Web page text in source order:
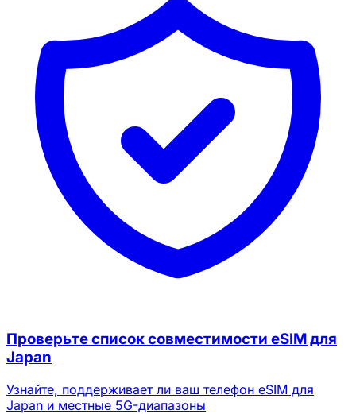
Проверьте список совместимости eSIM для
Japan
Узнайте, поддерживает ли ваш телефон eSIM для
Japan и местные 5G-диапазоны